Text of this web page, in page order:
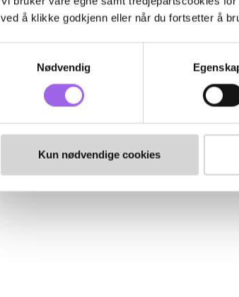
ved å klikke godkjenn eller når du fortsetter å
Nødvendig
Kun nødvendige cookies